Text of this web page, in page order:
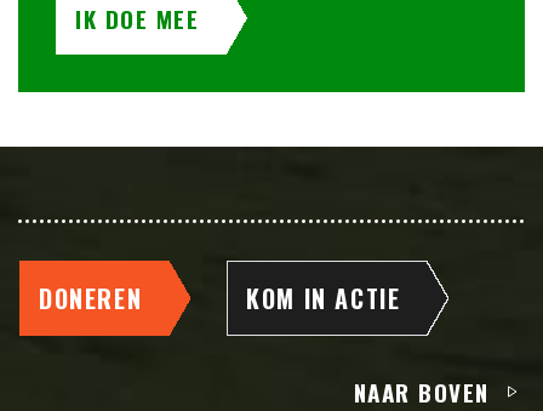
IK DOE MEE
DONEREN KOM IN ACTIE
NAAR BOVEN